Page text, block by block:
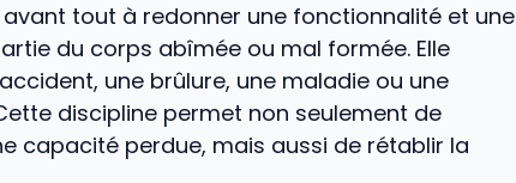
tout à redonner une fonctionnalité et une
du corps abîmée ou mal formée. Elle
une brûlure, une maladie ou une
discipline permet non seulement de
capacité perdue, mais aussi de rétablir la